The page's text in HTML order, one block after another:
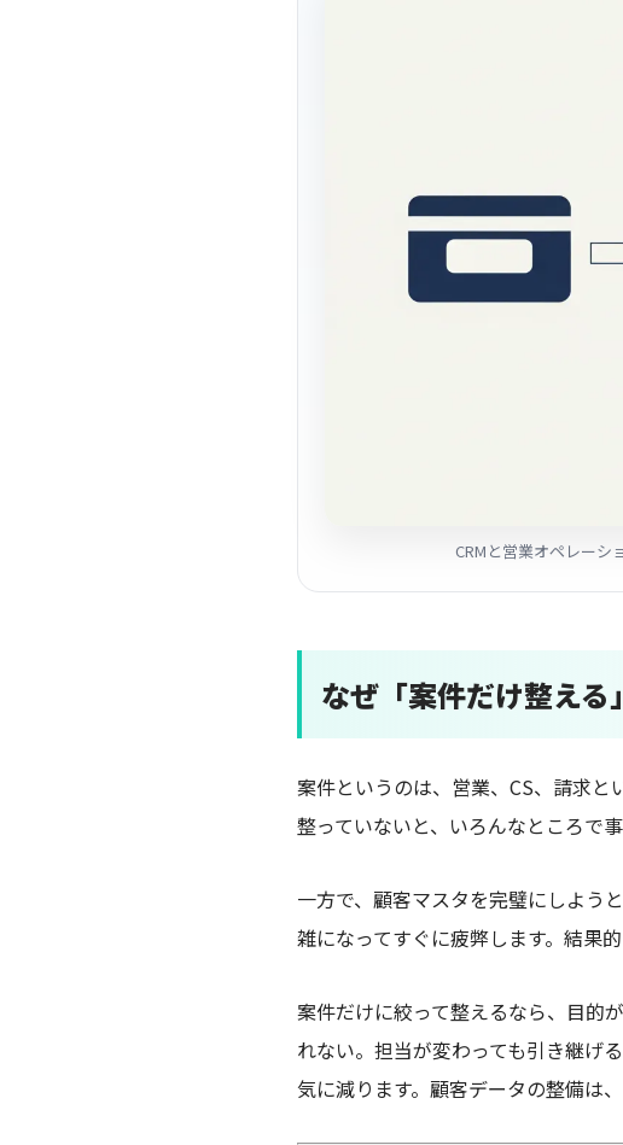
CRMと営業オペレーシ
なぜ「案件だけ整え
案件というのは、営業、CS、請求
整っていないと、いろんなところで事
一方で、顧客マスタを完璧にしよう
雑になってすぐに疲弊します。結果
案件だけに絞って整えるなら、目的
れない。担当が変わっても引き継げ
気に減ります。顧客データの整備は